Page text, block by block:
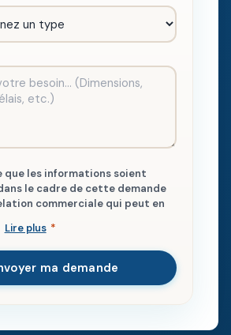
que les informations soient
le cadre de cette demande
commerciale qui peut en
Lire plus *
ma demande